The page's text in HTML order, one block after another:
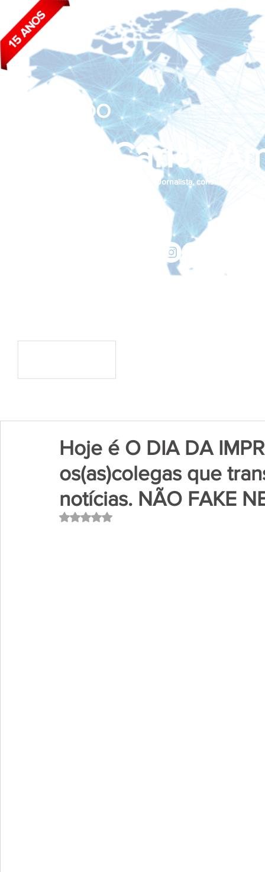
João Carlos
BLOG DO
Jornalista, consultor de
Hoje é O DIA DA
os(as)colegas que
notícias. NÃO FAKE
Avaliado com NaN de 5 estrelas.